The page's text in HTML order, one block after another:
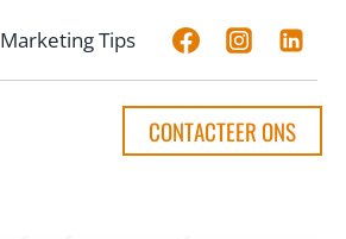
Marketing Tips
CONTACTEER ONS